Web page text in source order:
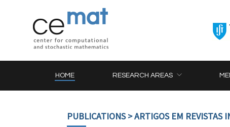
HOME RESEARCH AREAS
PUBLICATIONS> ARTIGOS EM REVISTAS